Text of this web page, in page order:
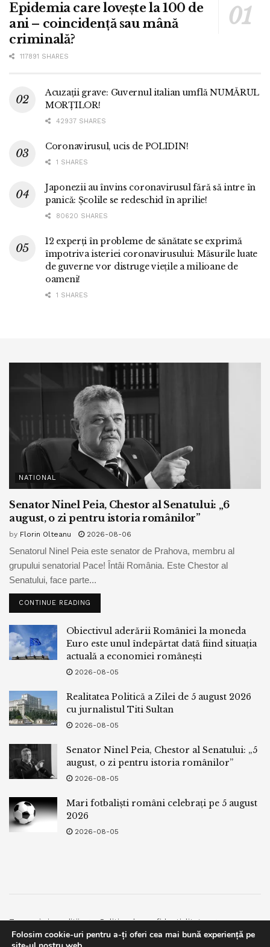
Epidemia care lovește la 100 de
ani – coincidență sau mână
criminală?
117891 SHARES
Acuzații grave: Guvernul italian umflă NUMĂRUL
MORȚILOR!
42937 SHARES
Coronavirusul, ucis de POLIDIN!
1 SHARES
Japonezii au învins coronavirusul fără să intre în
panică: Școlile se redeschid în aprilie!
80620 SHARES
12 experți în probleme de sănătate se exprimă
împotriva isteriei coronavirusului: Măsurile luate
de guverne vor distruge viețile a milioane de
oameni!
1 SHARES
NATIONAL
Senator Ninel Peia, Chestor al Senatului: „6
august, o zi pentru istoria românilor”
by Florin Olteanu 2026-08-06
Senatorul Ninel Peia este senator de Prahova, membru al
grupului senatorial Pace! Întâi România. Este Chestor al
Senatului, face parte...
CONTINUE READING
Obiectivul aderării României la moneda
Euro este unul îndepărtat dată fiind situația
actuală a economiei românești
2026-08-05
Realitatea Politică a Zilei de 5 august 2026
cu jurnalistul Titi Sultan
2026-08-05
Senator Ninel Peia, Chestor al Senatului: „5
august, o zi pentru istoria românilor”
2026-08-05
Mari fotbaliști români celebrați pe 5 august
2026
2026-08-05
Termeni si conditii
Politica de confidentialitate
Facebook
Contact
Folosim cookie-uri pentru a-ți oferi cea mai bună experiență pe